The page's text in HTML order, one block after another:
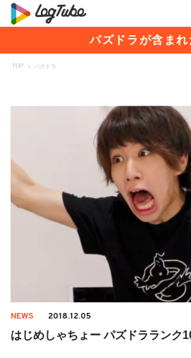
パズドラが含まれ
TOP > パズドラ
NEWS 2018.12.05
はじめしゃちょー パズドラランク